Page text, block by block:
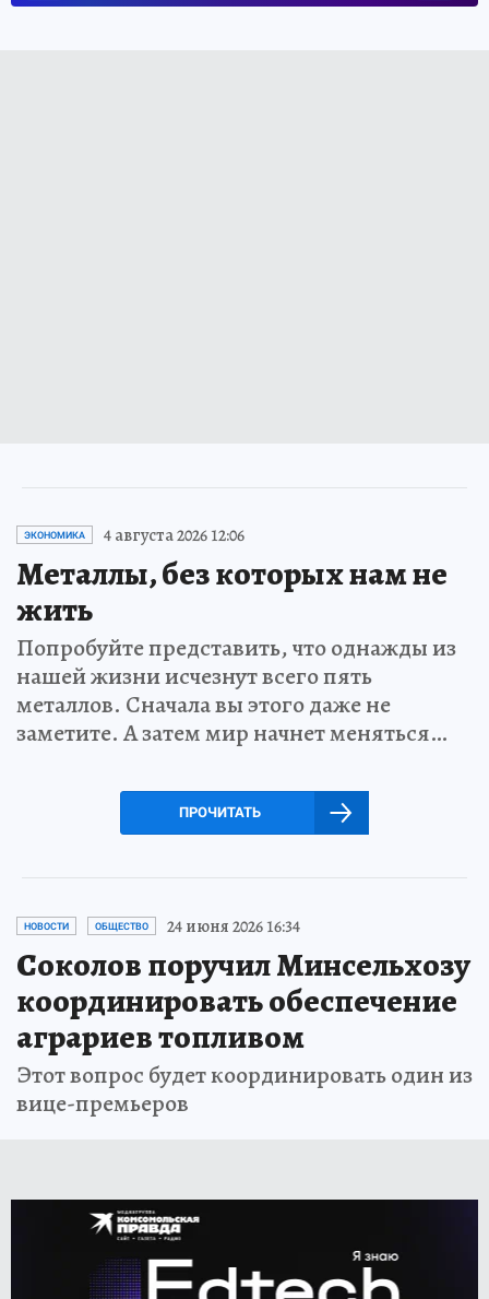
ЭКОНОМИКА 4 августа 2026 12:06
Металлы, без которых нам не
жить
Попробуйте представить, что однажды из
нашей жизни исчезнут всего пять
металлов. Сначала вы этого даже не
заметите. А затем мир начнет меняться…
ПРОЧИТАТЬ
НОВОСТИ ОБЩЕСТВО 24 июня 2026 16:34
Соколов поручил Минсельхозу
координировать обеспечение
аграриев топливом
Этот вопрос будет координировать один из
вице-премьеров